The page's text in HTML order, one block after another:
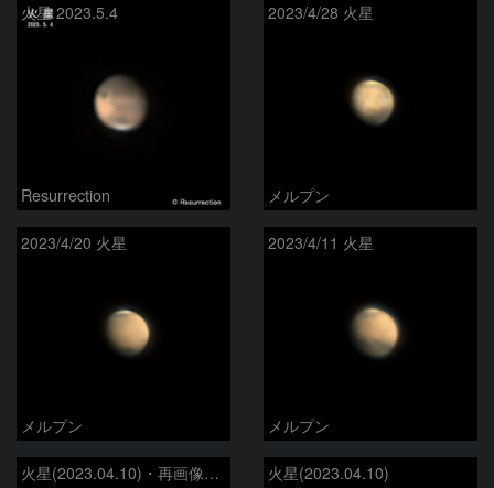
火星 2023.5.4
Resurrection
2023/4/28 火星
メルプン
2023/4/20 火星
メルプン
2023/4/11 火星
メルプン
火星(2023.04.10)・再画像処理 火星(2023.04.10)